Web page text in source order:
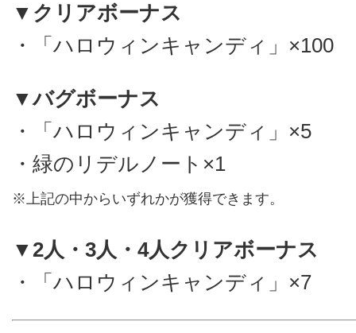
▼クリアボーナス
・「ハロウィンキャンディ」×100
▼バグボーナス
・「ハロウィンキャンディ」×5
・緑のリデルノート×1
※上記の中からいずれかが獲得できます。
▼2人・3人・4人クリアボーナス
・「ハロウィンキャンディ」×7